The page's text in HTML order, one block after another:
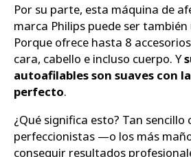
Por su parte, esta máquina de
marca Philips puede ser
Porque ofrece hasta 8
cara, cabello e incluso cuerpo. Y
autoafilables son suaves con
perfecto.
¿Qué significa esto? Tan sencillo
perfeccionistas —o los más
conseguir resultados